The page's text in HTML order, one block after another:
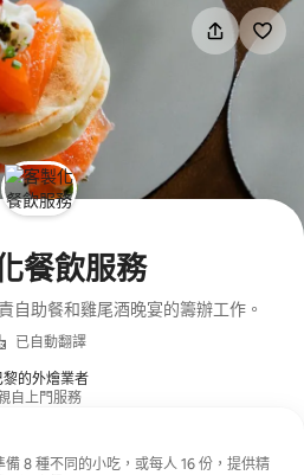
餐飲服務
自助餐和雞尾酒晚宴的籌辦工作。
已自動翻譯
黎的外燴業者
自上門服務
備 8 種不同的小吃，或每人 16 份，提供精